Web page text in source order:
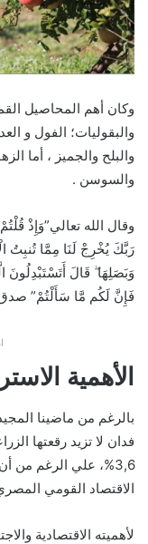
وكان أهم المحاصيل
والبقوليات؛ الفول و
والبلح والجميز ، أما
والسوسن .
وقال الله تعالي”وَإِذْ
رَبَّكَ يُخْرِجْ لَنَا مِمَّا تُنبِتُ
وَبَصَلِهَا ۖ قَالَ أَتَسْتَبْدِلُونَ
فَإِنَّ لَكُم مَّا سَأَلْتُمْ” صدق
الأهمية
3,6%، علي الرغم من
الاقتصاد القومي
لأهميته الاقتصادية